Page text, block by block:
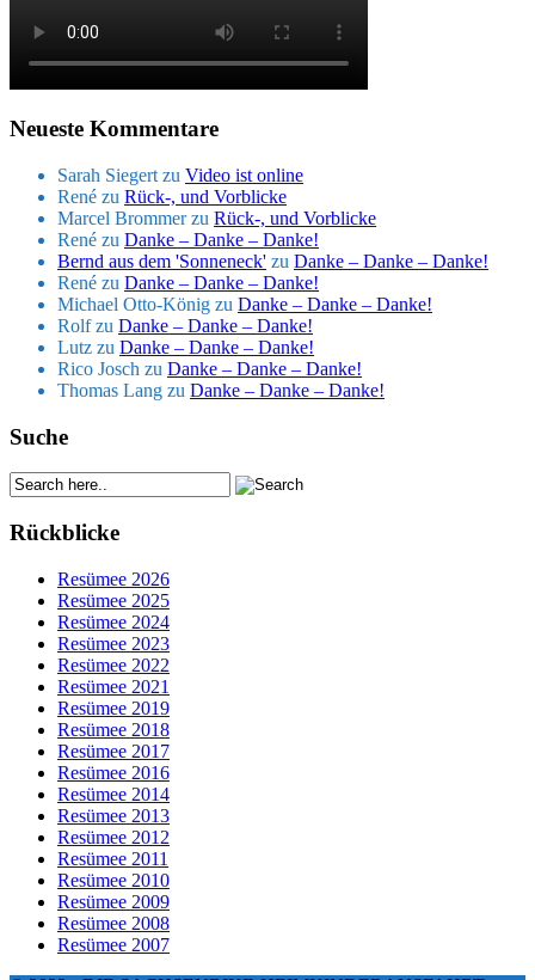
Neueste Kommentare
Sarah Siegert zu Video ist online
René zu Rück-, und Vorblicke
Marcel Brommerzu Rück-, und Vorblicke
René zu Danke – Danke – Danke!
Bernd aus dem 'Sonneneck' zu Danke – Danke – Danke!
René zu Danke – Danke – Danke!
Michael Otto-König zu Danke – Danke – Danke!
Rolfzu Danke – Danke – Danke!
Lutz zu Danke – Danke – Danke!
Rico Josch zu Danke – Danke – Danke!
Thomas Lang zu Danke – Danke – Danke!
Suche
Rückblicke
Resümee 2026
Resümee 2025
Resümee 2024
Resümee 2023
Resümee 2022
Resümee 2021
Resümee 2019
Resümee 2018
Resümee 2017
Resümee 2016
Resümee 2014
Resümee 2013
Resümee 2012
Resümee 2011
Resümee 2010
Resümee 2009
Resümee 2008
Resümee 2007